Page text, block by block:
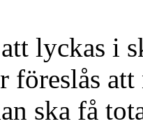
lyckas i
föreslås
ska få